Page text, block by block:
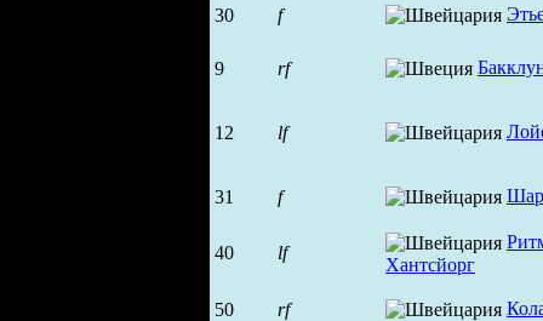
30 f
9 rf
12 lf
31 f
40 lf
Хантсйорг
50 rf